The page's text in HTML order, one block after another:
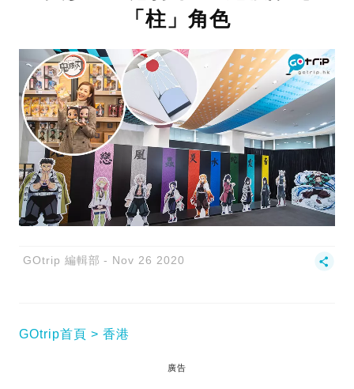
「柱」角色
GOtrip 編輯部 Nov 26 2020
GOtrip首頁 香港
廣告